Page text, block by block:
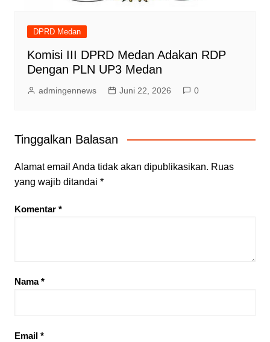
DPRD Medan
Komisi III DPRD Medan Adakan RDP
Dengan PLN UP3 Medan
admingennews Juni 22, 2026 0
Tinggalkan Balasan
Alamat email Anda tidak akan dipublikasikan. Ruas
yang wajib ditandai *
Komentar *
Nama*
Email *